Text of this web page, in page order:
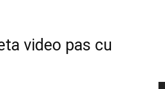
video pas cu